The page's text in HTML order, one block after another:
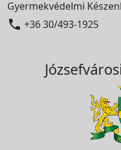
Gyermekvédelmi
 +36 30/493-1925